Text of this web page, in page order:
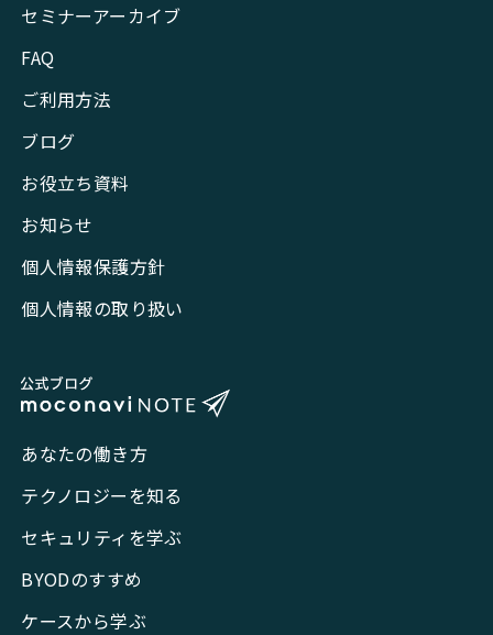
セミナーアーカイブ
FAQ
ご利用方法
ブログ
お役立ち資料
お知らせ
個人情報保護方針
個人情報の取り扱い
あなたの働き方
テクノロジーを知る
セキュリティを学ぶ
BYODのすすめ
ケースから学ぶ